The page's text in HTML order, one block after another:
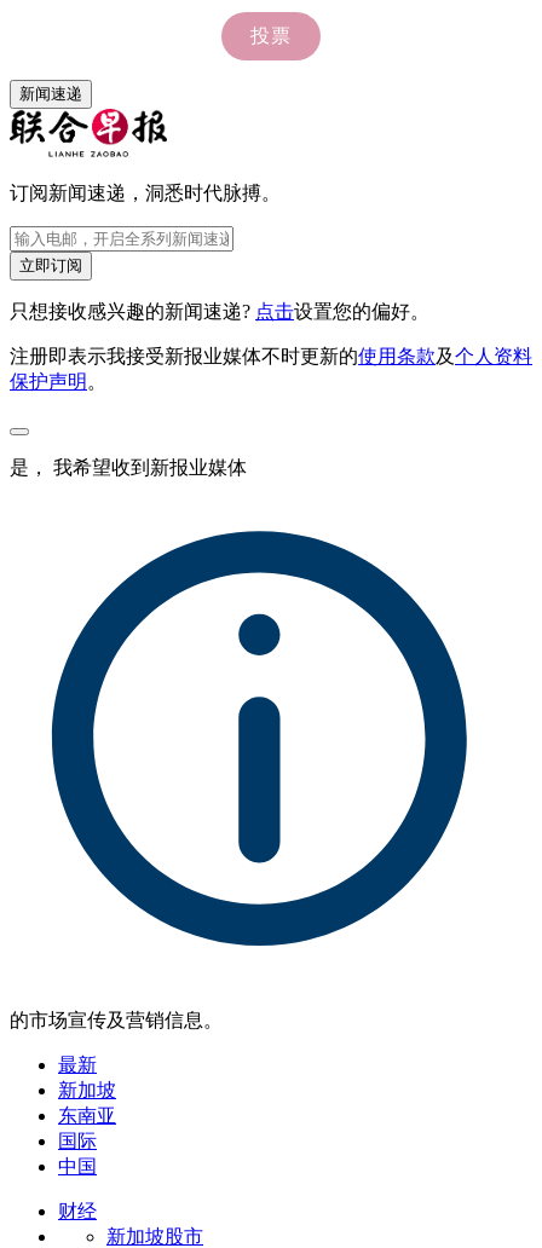
新闻速递
订阅新闻速递，洞悉时代脉搏。
立即订阅
只想接收感兴趣的新闻速递? 点击设置您的偏好。
注册即表示我接受新报业媒体不时更新的使用条款及个人资料
保护声明 。
是， 我希望收到新报业媒体
的市场宣传及营销信息。
最新
新加坡
东南亚
国际
中国
财经
新加坡股市